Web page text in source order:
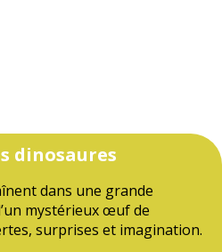
dinosaures
dans une grande
mystérieux œuf de
surprises et imagination.